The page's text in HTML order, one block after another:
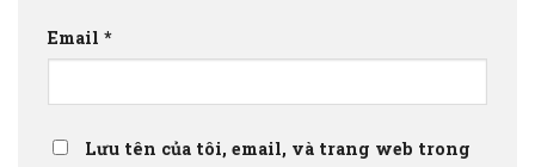
Email *
Lưu tên của tôi, email, và trang web trong